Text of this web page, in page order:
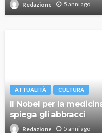
Redazione 5 anni ago
ATTUALITÀ CULTURA
Il Nobel per la
spiega gli abbracci
Redazione 5 anni ago